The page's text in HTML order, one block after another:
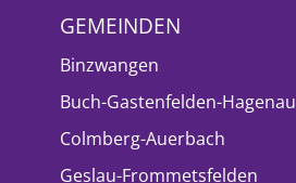
GEMEINDEN
Binzwangen
Buch-Gastenfelden-Hagenau
Colmberg-Auerbach
Geslau-Frommetsfelden